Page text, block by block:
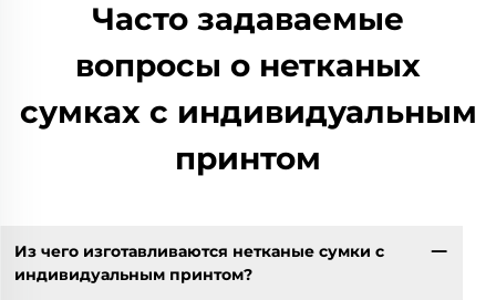
Часто задаваемые
вопросы о нетканых
сумках с индивидуальным
принтом
Из чего изготавливаются нетканые сумки с
индивидуальным принтом?